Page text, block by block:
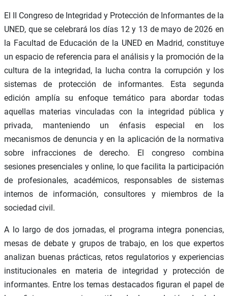
El II Congreso de Integridad y Protección de Informantes de la
UNED, que se celebrará los días 12 y 13 de mayo de 2026 en
la Facultad de Educación de la UNED en Madrid, constituye
un espacio de referencia para el análisis y la promoción de la
cultura de la integridad, la lucha contra la corrupción y los
sistemas de protección de informantes. Esta segunda
edición amplía su enfoque temático para abordar todas
aquellas materias vinculadas con la integridad pública y
privada, manteniendo un énfasis especial en los
mecanismos de denuncia y en la aplicación de la normativa
sobre infracciones de derecho. El congreso combina
sesiones presenciales y online, lo que facilita la participación
de profesionales, académicos, responsables de sistemas
internos de información, consultores y miembros de la
sociedad civil.
A lo largo de dos jornadas, el programa integra ponencias,
mesas de debate y grupos de trabajo, en los que expertos
analizan buenas prácticas, retos regulatorios y experiencias
institucionales en materia de integridad y protección de
informantes. Entre los temas destacados figuran el papel de